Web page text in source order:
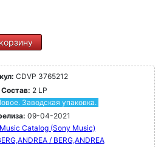
CDVP 3765212
Состав: 2 LP
Заводская упаковка.
09-04-2021
Catalog (Sony Music)
/ BERG,ANDREA